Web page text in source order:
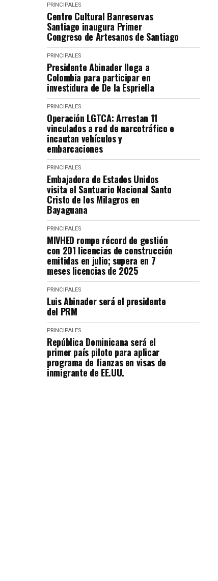
PRINCIPALES
Centro Cultural Banreservas
Santiago inaugura Primer
Congreso de Artesanos de Santiago
PRINCIPALES
Presidente Abinader llega a
Colombia para participar en
investidura de De la Espriella
PRINCIPALES
Operación LGTCA: Arrestan 11
vinculados a red de narcotráfico e
incautan vehículos y
embarcaciones
PRINCIPALES
Embajadora de Estados Unidos
visita el Santuario Nacional Santo
Cristo de los Milagros en
Bayaguana
PRINCIPALES
MIVHED rompe récord de gestión
con 201 licencias de construcción
emitidas en julio; supera en 7
meses licencias de 2025
PRINCIPALES
Luis Abinader será el presidente
del PRM
PRINCIPALES
República Dominicana será el
primer país piloto para aplicar
programa de fianzas en visas de
inmigrante de EE.UU.